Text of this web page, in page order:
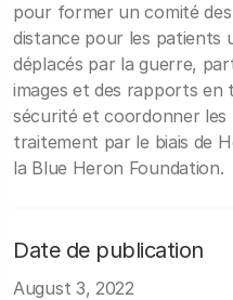
pour former un comité
distance pour les patients
déplacés par la guerre,
images et des rapports en
sécurité et coordonner les
traitement par le biais de
la Blue Heron Foundation.
Date de publication
August 3, 2022